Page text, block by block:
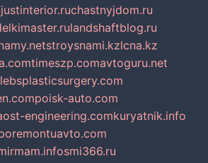
justinterior.ruchastnyjdom.ru
landshaftblog.ru
stroysnami.kzlcna.kz
timeszp.comavtoguru.net
poisk-auto.com
ost-engineering.comkuryatnik.info
smi366.ru